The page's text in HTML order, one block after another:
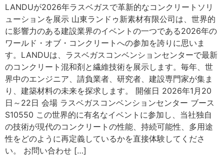
LANDUが2026年ラスベガスで革新的なコンクリートソリ
ューションを展示 山東ランドゥ新素材有限公司は、世界的
に影響力のある建設業界のイベントの一つである2026年の
ワールド・オブ・コンクリートへの参加を誇りに思いま
す。LANDUは、ラスベガスコンベンションセンターで最新
のコンクリート混和剤と繊維技術を展示します。毎年、世
界中のエンジニア、請負業者、研究者、建設専門家が集ま
り、建築材料の未来を探求します。 開催日 2026年1月20
日～22日 会場 ラスベガスコンベンションセンター ブース
S10550 この世界的に有名なイベントに参加し、当社独自
の技術が現代のコンクリートの性能、持続可能性、多用途
性をどのように再定義しているかを直接体験してくださ
い。 お問い合わせ […]